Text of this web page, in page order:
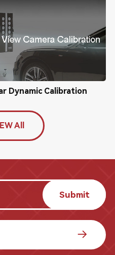
Dynamic Calibration
All
Submit